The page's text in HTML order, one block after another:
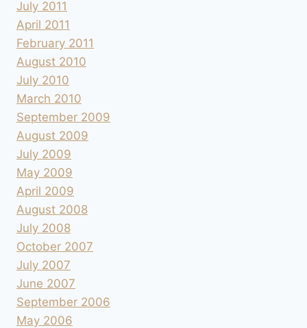
July 2011
April 2011
February 2011
August 2010
July 2010
March 2010
September 2009
August 2009
July 2009
May 2009
April 2009
August 2008
July 2008
October 2007
July 2007
June 2007
September 2006
May 2006